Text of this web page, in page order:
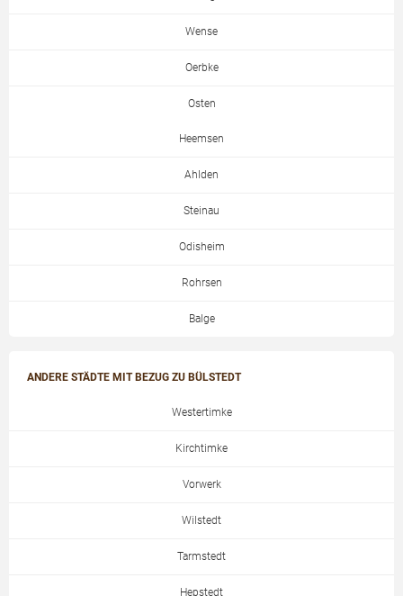
Wense
Oerbke
Osten
Heemsen
Ahlden
Steinau
Odisheim
Rohrsen
Balge
ANDERE STÄDTE MIT BEZUG ZU BÜLSTEDT
Westertimke
Kirchtimke
Vorwerk
Wilstedt
Tarmstedt
Hepstedt